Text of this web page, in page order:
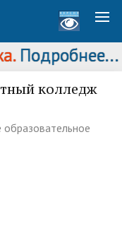
Подробнее...
колледж